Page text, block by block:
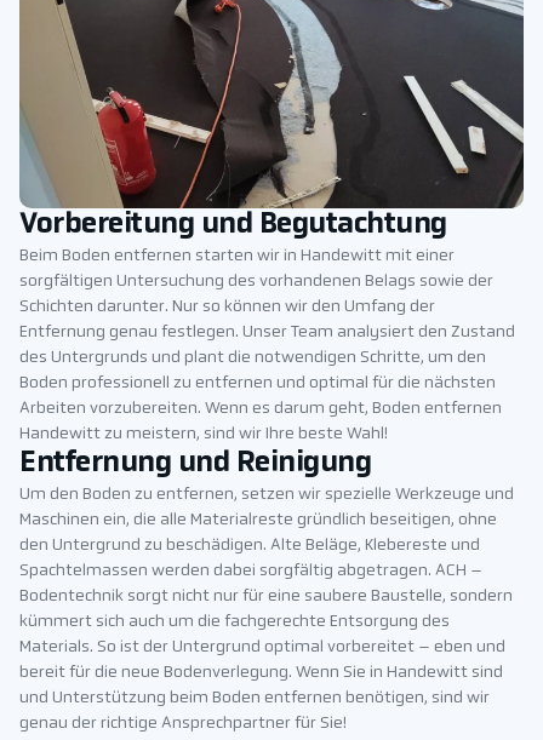
Vorbereitung und Begutachtung
Beim Boden entfernen starten wir in Handewitt mit einer
sorgfältigen Untersuchung des vorhandenen Belags sowie der
Schichten darunter. Nur so können wir den Umfang der
Entfernung genau festlegen. Unser Team analysiert den Zustand
des Untergrunds und plant die notwendigen Schritte, um den
Boden professionell zu entfernen und optimal für die nächsten
Arbeiten vorzubereiten. Wenn es darum geht, Boden entfernen
Handewitt zu meistern, sind wir Ihre beste Wahl!
Entfernung und Reinigung
Um den Boden zu entfernen, setzen wir spezielle Werkzeuge und
Maschinen ein, die alle Materialreste gründlich beseitigen, ohne
den Untergrund zu beschädigen. Alte Beläge, Klebereste und
Spachtelmassen werden dabei sorgfältig abgetragen. ACH –
Bodentechnik sorgt nicht nur für eine saubere Baustelle, sondern
kümmert sich auch um die fachgerechte Entsorgung des
Materials. So ist der Untergrund optimal vorbereitet – eben und
bereit für die neue Bodenverlegung. Wenn Sie in Handewitt sind
und Unterstützung beim Boden entfernen benötigen, sind wir
genau der richtige Ansprechpartner für Sie!